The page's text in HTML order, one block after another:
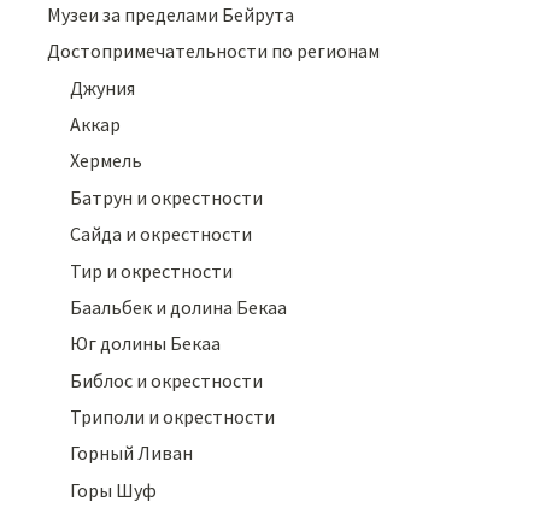
Музеи за пределами Бейрута
Достопримечательности по регионам
Джуния
Аккар
Хермель
Батрун и окрестности
Сайда и окрестности
Тир и окрестности
Баальбек и долина Бекаа
Юг долины Бекаа
Библос и окрестности
Триполи и окрестности
Горный Ливан
Горы Шуф